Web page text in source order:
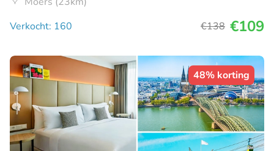
Verkocht: 160
€138 €109
48% korting